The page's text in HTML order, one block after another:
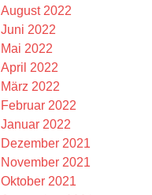
August 2022
Juni 2022
Mai 2022
April 2022
März 2022
Februar 2022
Januar 2022
Dezember 2021
November 2021
Oktober 2021